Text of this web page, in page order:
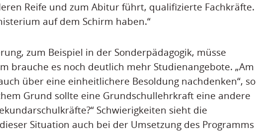
Reife und zum Abitur führt, qualifizierte Fachkräfte.
auf dem Schirm haben.“
zum Beispiel in der Sonderpädagogik, müsse
brauche es noch deutlich mehr Studienangebote. „Am
über eine einheitlichere Besoldung nachdenken“, so
Grund sollte eine Grundschullehrkraft eine andere
Schwierigkeiten sieht die
Situation auch bei der Umsetzung des Programms